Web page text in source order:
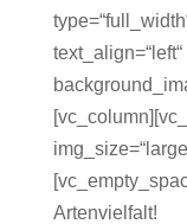
text_align=“left“
Artenvielfalt!